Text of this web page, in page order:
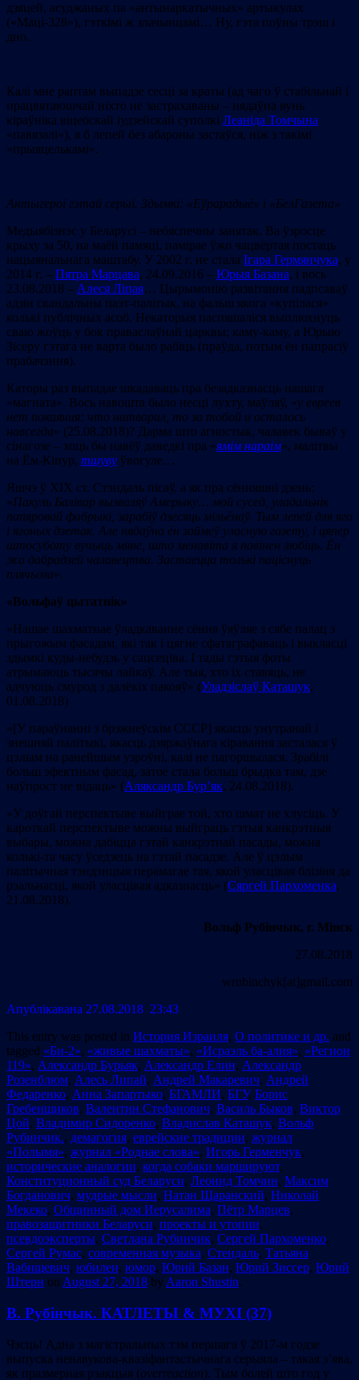
дзяцей, асуджаных па «антынаркатычных» артыкулах
(«Маці-328»), гэткімі ж злачынцамі… Ну, гэта поўны трэш і
дно.
Калі мне раптам выпадзе cесці за краты (ад чаго ў стабільнай і
працвятаюшчай ніхто не застрахаваны – нядаўна вунь
кіраўніка віцебскай іудзейскай суполкі Леаніда Томчына
«павязалі»), я б лепей без абароны застаўся, ніж з такімі
«прыяцелькамі».
Антыгероі гэтай серыі. Здымкі: «Еўрарадыё» і «БелГазета»
Медыябізнэс у Беларусі – небяспечны занятак. Ва ўзросце
крыху за 50, на маёй памяці, памірае ўжо чацвёртая постаць
нацыянальнага маштабу. У 2002 г. не стала Ігара Гермянчука, у
2014 г. – Пятра Марцава, 24.09.2016 – Юрыя Базана, і вось
23.08.2018 – Алеся Ліпая… Цырымонію развітання падпсаваў
адзін скандальны паэт-палітык, на фальш якога «купілася»
колькі публічных асоб. Некаторыя паспяшаліся выплюхнуць
сваю жоўць у бок праваслаўнай царквы; каму-каму, а Юрыю
Зісеру гэтага не варта было рабіць (праўда, потым ён папрасіў
прабачэння).
Каторы раз выпадае шкадаваць пра безадказнасць нашага
«магната». Вось навошта было несці лухту, маўляў, «у евреев
нет покаяния: что натворил, то за тобой и осталось
навсегда» (25.08.2018)? Дарма што агностык, чалавек бываў у
сінагозе – хоць бы навёў даведкі пра «ямім нараім», малітвы
на Ём-Кіпур, тшуву ўвогуле…
Яшчэ ў ХІХ ст. Стэндаль пісаў, а як пра сённяшні дзень:
«Пакуль Балівар вызваляў Амерыку… мой сусед, уладальнік
папяровай фабрыкі, зарабіў дзесяць мільёнаў. Тым лепей для яго
і ягоных дзетак. Але нядаўна ён займеў уласную газету, і цяпер
штосуботу вучыць мяне, што менавіта я павінен любіць. Ён
жа дабрадзей чалавецтва. Застаецца толькі паціснуць
плячыма».
«Вольфаў цытатнік»
«Нашаe шахматнае ўладкаванне сёння ўяўляе з сябе палац з
прыгожым фасадам, які так і цягне сфатаграфаваць і выкласці
здымкі куды-небудзь у сацсеціва. І тады гэтыя фоты
атрымаюць тысячы лайкаў. Але тыя, хто іх ставяць, не
адчуюць смурод з далёкіх пакояў» (Уладзіслаў Каташук,
01.08.2018)
«[У параўнанні з брэжнеўскім СССР] якасць унутранай і
знешняй палітыкі, якасць дзяржаўнага кіравання засталася ў
цэлым на ранейшым узроўні, калі не пагоршылася. Зрабілі
больш эфектным фасад, затое стала больш брыдка там, дзе
наўпрост не відаць» (Аляксандр Бур’як, 24.08.2018).
«У доўгай перспектыве выйграе той, хто шмат не хлусіць. У
кароткай перспектыве можны выйграць гэтыя канкрэтныя
выбары, можна дабіцца гэтай канкрэтнай пасады, можна
колькі-та часу ўседзець на гэтай пасадзе. Але ў цэлым
палітычная тэндэнцыя перамагае тая, якой уласцівая блізіня да
рэальнасці, якой уласцівая адказнасць» (Сяргей Пархоменка,
21.08.2018).
Вольф Рубінчык, г. Мінск
27.08.2018
wrubinchyk[at]gmail.com
Апублiкавана 27.08.2018 23:43
This entry was posted in История Израиля, О политике и др. and
tagged «Би-2», «живые шахматы», «Исраэль ба-алия», «Регион
119», Александр Бурьяк, Александр Елин, Александр
Розенблюм, Алесь Липай, Андрей Макаревич, Андрей
Федаренко, Анна Запартыко, БГАМЛИ, БГУ, Борис
Гребенщиков, Валентин Стефанович, Василь Быков, Виктор
Цой, Владимир Сидоренко, Владислав Каташук, Вольф
Рубинчик., демагогия, еврейские традиции, журнал
«Полымя», журнал «Роднае слова», Игорь Герменчук,
исторические аналогии, когда собаки маршируют,
Конституционный суд Беларуси, Леонид Томчин, Максим
Богданович, мудрые мысли, Натан Щаранский, Николай
Мекеко, Общинный дом Иерусалима, Пётр Марцев,
правозащитники Беларуси, проекты и утопии,
псевдоэксперты, Светлана Рубинчик, Сергей Пархоменко,
Сергей Румас, современная музыка, Стендаль, Татьяна
Вабищевич, юбилеи, юмор, Юрий Базан, Юрий Зиссер, Юрий
Штерн on August 27, 2018 by Aaron Shustin.
В. Рубінчык. КАТЛЕТЫ & МУХІ (37)
Чэсць! Адна з магістральных тэм першага ў 2017-м годзе
выпуска ненавукова-квазіфантастычнага серыяла – такая з’ява,
як празмерная рэакцыя (overreaction). Тым болей што год у